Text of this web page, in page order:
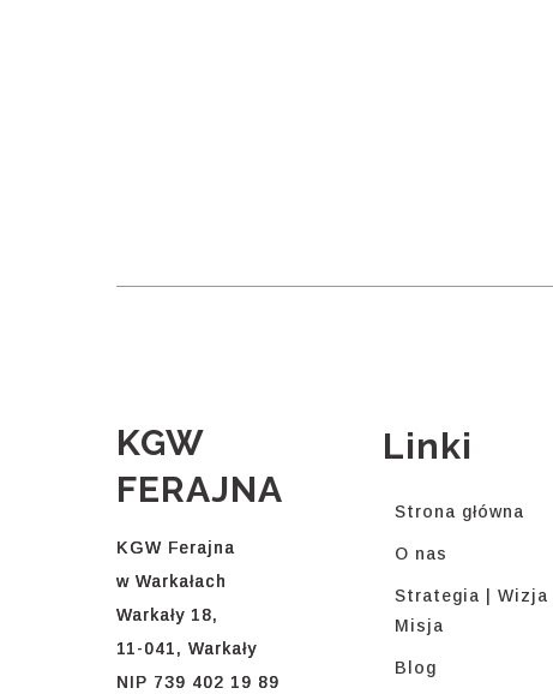
KGW
FERAJNA
KGW Ferajna
w Warkałach
Warkały 18,
11-041, Warkały
NIP 739 402 19 89
Linki
Strona główna
O nas
Strategia | Wizja |
Misja
Blog